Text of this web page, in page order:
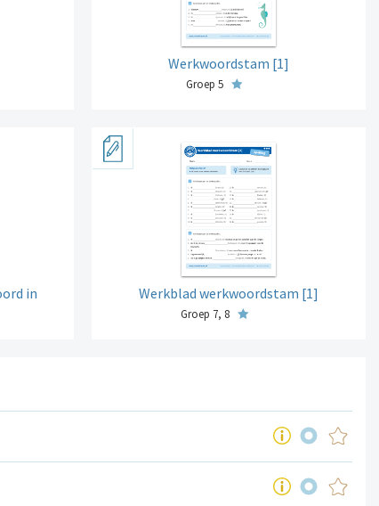
Werkwoordstam [1]
Groep 5
in Werkblad werkwoordstam [1]
Groep 7, 8